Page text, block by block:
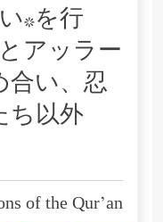
*を行
アッラー
い、忍
ち以外
of the Qur’an: